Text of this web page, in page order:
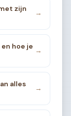
zijn
→
hoe je
→
alles
→